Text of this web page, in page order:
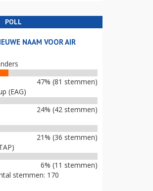
POLL
NAAM VOOR AIR
47% (81 stemmen)
(EAG)
24% (42 stemmen)
21% (36 stemmen)
6% (11 stemmen)
stemmen: 170